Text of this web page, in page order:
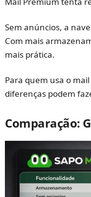
Sem anúncios, a
Com mais
mais prática.
Para quem usa o
diferenças podem
Comparação: